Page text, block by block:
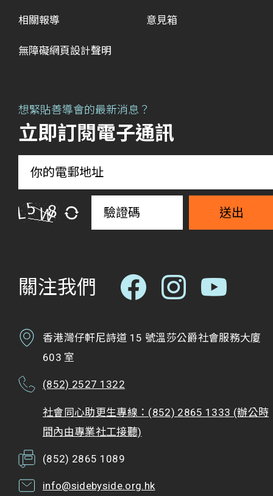
相關報導 意見箱
無障礙網頁設計聲明
想緊貼善導會的最新消息？
立即訂閱電子通訊
送出
關注我們
香港灣仔軒尼詩道 15 號溫莎公爵社會服務大廈
603 室
(852) 2527 1322
社會同心助更生專線：(852) 2865 1333 (辦公時
間內由專業社工接聽)
(852) 2865 1089
info@sidebyside.org.hk